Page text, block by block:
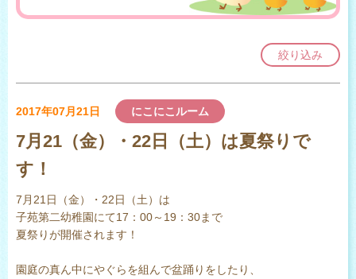
絞り込み
2017年07月21日 にこにこルーム
7月21（金）・22日（土）は夏祭りで
す！
7月21日（金）・22日（土）は
子苑第二幼稚園にて17：00～19：30まで
夏祭りが開催されます！
園庭の真ん中にやぐらを組んで盆踊りをしたり、